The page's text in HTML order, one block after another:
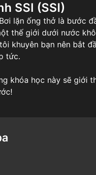
SSI (SSI)
lặn ống thở là bước
thế giới dưới nước
khuyên bạn nên bắt
tức.
khóa học này sẽ giới